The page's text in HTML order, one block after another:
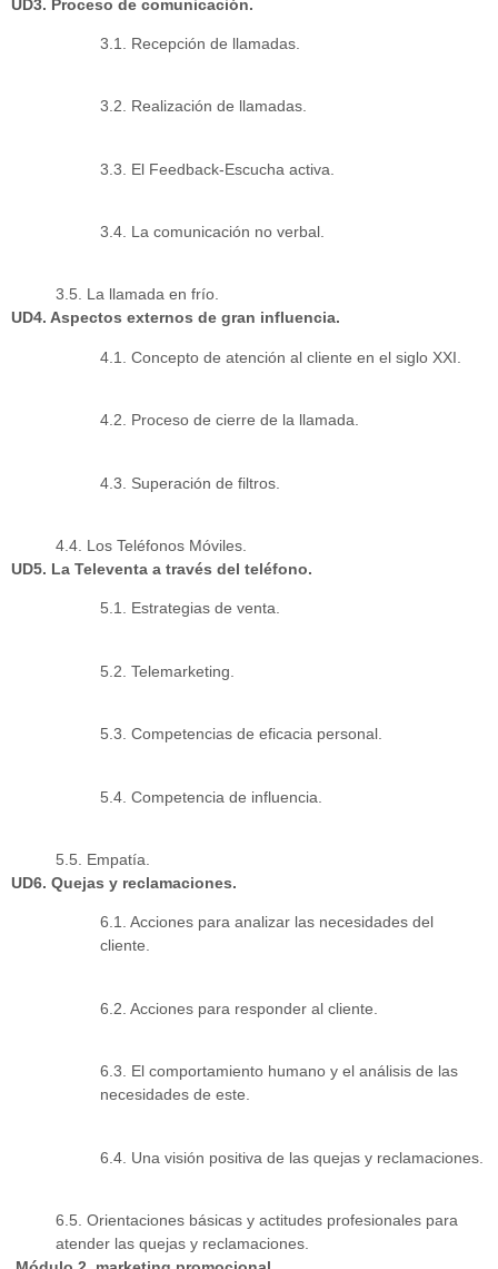
UD3. Proceso de comunicación.
3.1. Recepción de llamadas.
3.2. Realización de llamadas.
3.3. El Feedback-Escucha activa.
3.4. La comunicación no verbal.
3.5. La llamada en frío.
UD4. Aspectos externos de gran influencia.
4.1. Concepto de atención al cliente en el siglo XXI.
4.2. Proceso de cierre de la llamada.
4.3. Superación de filtros.
4.4. Los Teléfonos Móviles.
UD5. La Televenta a través del teléfono.
5.1. Estrategias de venta.
5.2. Telemarketing.
5.3. Competencias de eficacia personal.
5.4. Competencia de influencia.
5.5. Empatía.
UD6. Quejas y reclamaciones.
6.1. Acciones para analizar las necesidades del
cliente.
6.2. Acciones para responder al cliente.
6.3. El comportamiento humano y el análisis de las
necesidades de este.
6.4. Una visión positiva de las quejas y reclamaciones.
6.5. Orientaciones básicas y actitudes profesionales para
atender las quejas y reclamaciones.